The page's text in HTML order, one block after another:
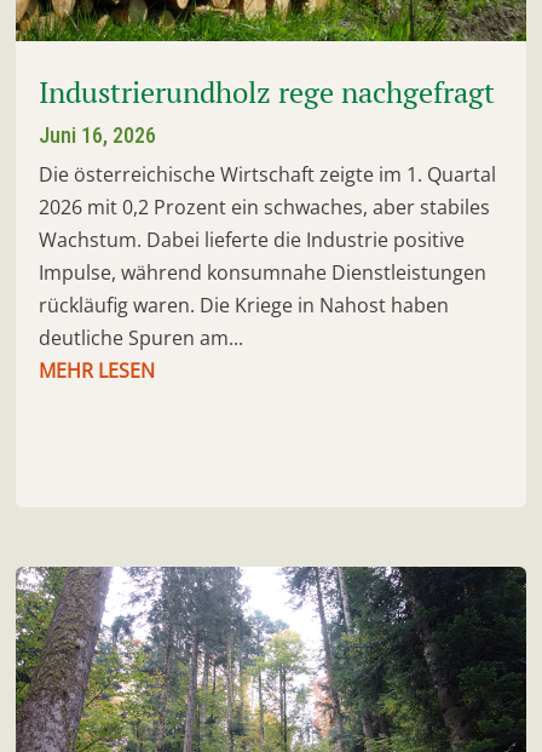
Industrierundholz rege nachgefragt
Juni 16, 2026
Die österreichische Wirtschaft zeigte im 1. Quartal
2026 mit 0,2 Prozent ein schwaches, aber stabiles
Wachstum. Dabei lieferte die Industrie positive
Impulse, während konsumnahe Dienstleistungen
rückläufig waren. Die Kriege in Nahost haben
deutliche Spuren am...
MEHR LESEN